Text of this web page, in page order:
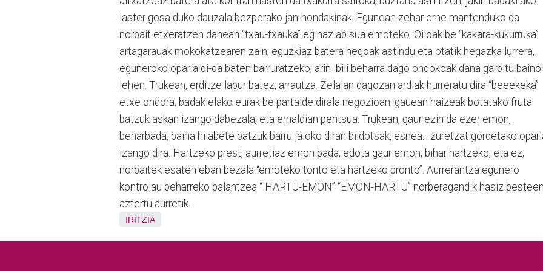
laster gosalduko dauzala bezperako jan-hondakinak. Egunean zehar erne mantenduko da
norbait etxeratzen danean “txau-txauka” eginaz abisua emoteko. Oiloak be “kakara-kukurruka”
artagarauak mokokatzearen zain; eguzkiaz batera hegoak astindu eta otatik hegazka lurrera,
eguneroko oparia di-da baten barruratzeko; arin ibili beharra dago ondokoak dana garbitu baino
lehen. Trukean, erditze labur batez, arrautza. Zelaian dagozan ardiak hurreratu dira “beeekeka”
etxe ondora, badakielako eurak be partaide dirala negozioan; gauean haizeak botatako fruta
batzuk askan izango dabezala, eta ernaldian pentsua. Trukean, gaur ezin da ezer emon,
beharbada, baina hilabete batzuk barru jaioko diran bildotsak, esnea... zuretzat gordetako
izango dira. Hartzeko prest, aurretiaz emon bada, edota gaur emon, bihar hartzeko, eta ez,
norbaitek esaten eban bezala “emoteko tonto eta hartzeko pronto”. Aurrerantza egunero
kontrolau beharreko balantzea “ HARTU-EMON” “EMON-HARTU” norberagandik hasiz
aztertu aurretik.
IRITZIA